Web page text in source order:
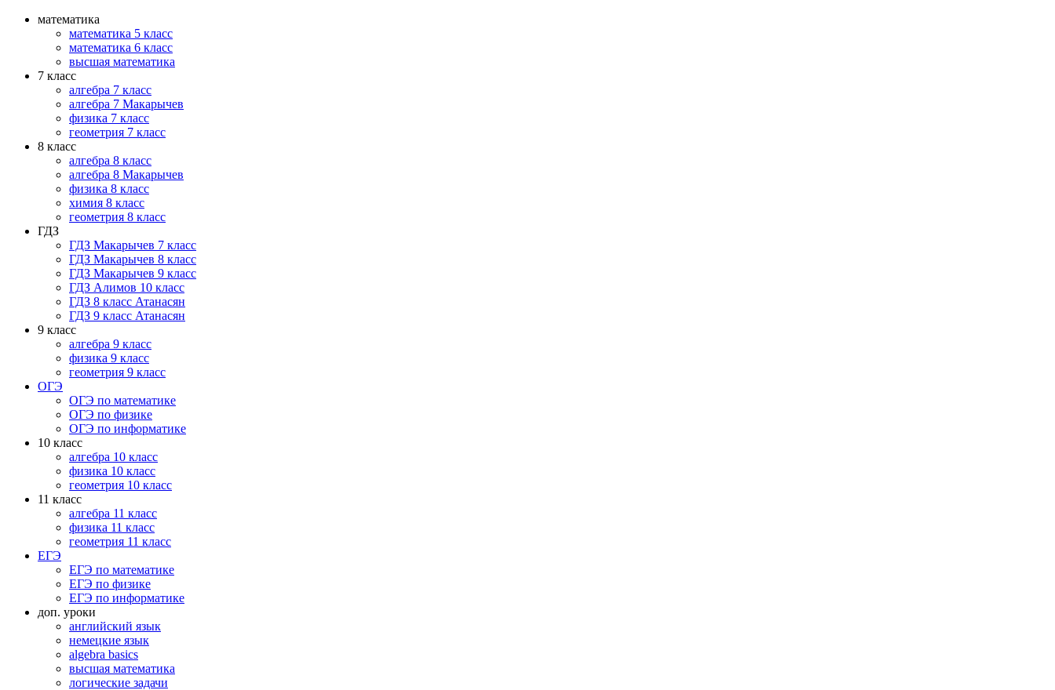
математика
математика 5 класс
математика 6 класс
высшая математика
7 класс
алгебра 7 класс
алгебра 7 Макарычев
физика 7 класс
геометрия 7 класс
8 класс
алгебра 8 класс
алгебра 8 Макарычев
физика 8 класс
химия 8 класс
геометрия 8 класс
ГДЗ
ГДЗ Макарычев 7 класс
ГДЗ Макарычев 8 класс
ГДЗ Макарычев 9 класс
ГДЗ Алимов 10 класс
ГДЗ 8 класс Атанасян
ГДЗ 9 класс Атанасян
9 класс
алгебра 9 класс
физика 9 класс
геометрия 9 класс
ОГЭ
ОГЭ по математике
ОГЭ по физике
ОГЭ по информатике
10 класс
алгебра 10 класс
физика 10 класс
геометрия 10 класс
11 класс
алгебра 11 класс
физика 11 класс
геометрия 11 класс
ЕГЭ
ЕГЭ по математике
ЕГЭ по физике
ЕГЭ по информатике
доп. уроки
английский язык
немецкие язык
algebra basics
высшая математика
логические задачи